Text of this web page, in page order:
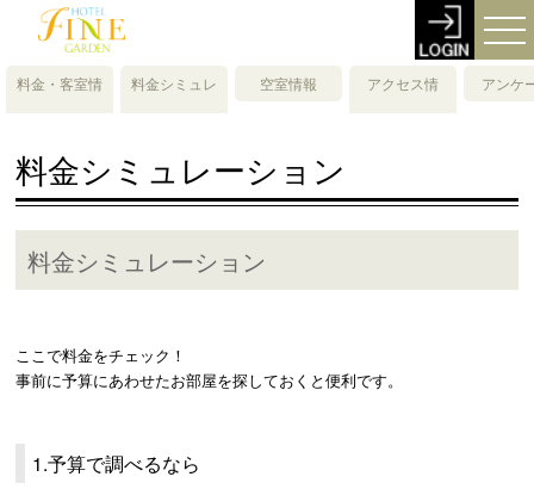
料金・客室情
料金シミュレ
空室情報
アクセス情
アンケ
料金シミュレーション
料金シミュレーション
ここで料金をチェック！
事前に予算にあわせたお部屋を探しておくと便利です。
1.予算で調べるなら